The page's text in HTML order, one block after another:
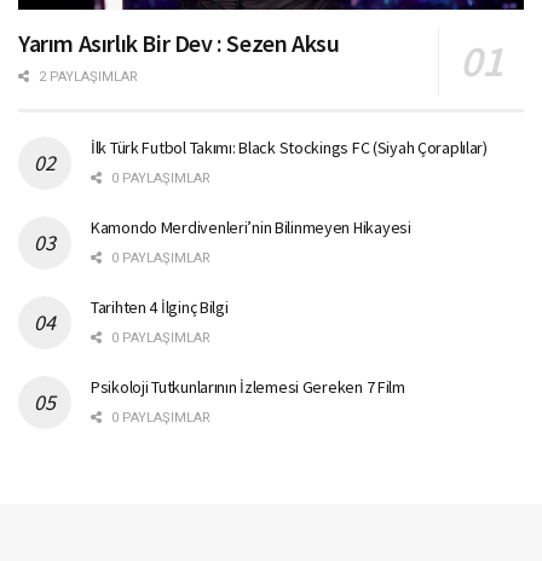
Yarım Asırlık Bir Dev : Sezen Aksu
2 PAYLAŞIMLAR
İlk Türk Futbol Takımı: Black Stockings FC (Siyah Çoraplılar)
0 PAYLAŞIMLAR
Kamondo Merdivenleri’nin Bilinmeyen Hikayesi
0 PAYLAŞIMLAR
Tarihten 4 İlginç Bilgi
0 PAYLAŞIMLAR
Psikoloji Tutkunlarının İzlemesi Gereken 7 Film
0 PAYLAŞIMLAR